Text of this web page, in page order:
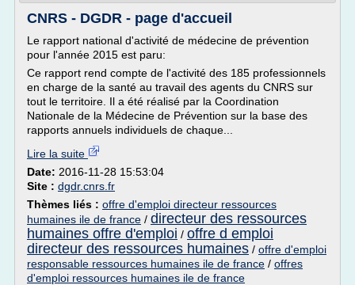
CNRS - DGDR - page d'accueil
Le rapport national d'activité de médecine de prévention
pour l'année 2015 est paru:
Ce rapport rend compte de l'activité des 185 professionnels
en charge de la santé au travail des agents du CNRS sur
tout le territoire. Il a été réalisé par la Coordination
Nationale de la Médecine de Prévention sur la base des
rapports annuels individuels de chaque...
Lire la suite
Date: 2016-11-28 15:53:04
Site : dgdr.cnrs.fr
Thèmes liés : offre d'emploi directeur ressources
humaines ile de france / directeur des ressources
humaines offre d'emploi / offre d emploi
directeur des ressources humaines / offre d'emploi
responsable ressources humaines ile de france / offres
d'emploi ressources humaines ile de france